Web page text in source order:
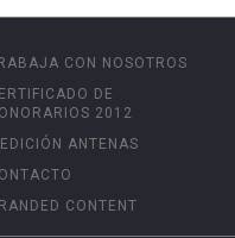
CON NOSOTROS
DE
2012
ANTENAS
CONTENT